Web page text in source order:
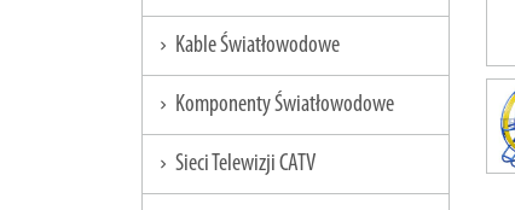
chevron_right Kable Światłowodowe
chevron_right Komponenty Światłowodowe
chevron_right Sieci Telewizji CATV